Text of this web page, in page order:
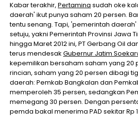
Kabar terakhir, Pertamina sudah oke
daerah' ikut punya saham 20 persen.
tentu senang. Tapi, 'pemerintah
setuju, yakni Pemerintah Provinsi Jawa
hingga Maret 2012 ini, PT Gerbang Oil
terus mendesak Gubernur Jatim
kepemilikan bersaham saham yang 20
rincian, saham yang 20 persen dibagi
daerah: Pemkab Bangkalan dan
memperoleh 35 persen, sedangkan
memegang 30 persen. Dengan
pemda bakal menerima PAD sekitar Rp